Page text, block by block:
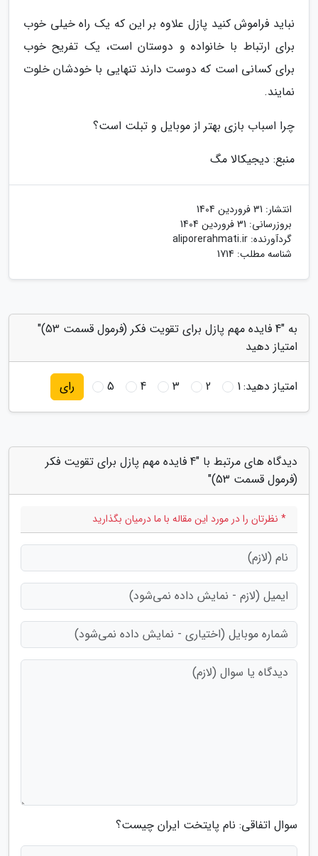
نباید فراموش کنید پازل علاوه بر این که یک راه خیلی خوب
برای ارتباط با خانواده و دوستان است، یک تفریح خوب
برای کسانی است که دوست دارند تنهایی با خودشان خلوت
نمایند.
چرا اسباب بازی بهتر از موبایل و تبلت است؟
منبع: دیجیکالا مگ
انتشار: 31 فروردین 1404
بروزرسانی: 31 فروردین 1404
گردآورنده: aliporerahmati.ir
شناسه مطلب: 1714
به "4 فایده مهم پازل برای تقویت فکر (فرمول قسمت 53)"
امتیاز دهید
امتیاز دهید:1
2
3
4
5 رای
دیدگاه های مرتبط با "4 فایده مهم پازل برای تقویت فکر
(فرمول قسمت 53)"
* نظرتان را در مورد این مقاله با ما درمیان بگذارید
سوال اتفاقی: نام پایتخت ایران چیست؟